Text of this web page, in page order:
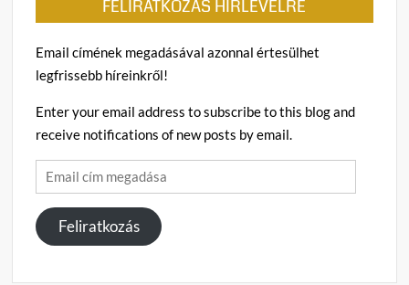
FELIRATKOZÁS HÍRLEVÉLRE
Email címének megadásával azonnal értesülhet
legfrissebb híreinkről!
Enter your email address to subscribe to this blog and
receive notifications of new posts by email.
Email
cím
megadása
Feliratkozás